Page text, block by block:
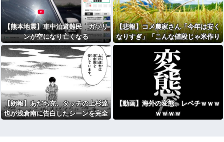
【熊本地震】車中泊避難民 ガソリ
ンが空になり亡くなる
【悲報】コメ農家さん「今年は安く
なりすぎ」「こんな値段じゃ米作り
をやめる人も多くなるんじゃないか
な？」・・・・・・・・・
【朗報】あだち充、タッチの上杉達
也が浅倉南に告白したシーンを完全
【動画】海外の変態、レベチｗｗｗ
ｗｗｗｗ